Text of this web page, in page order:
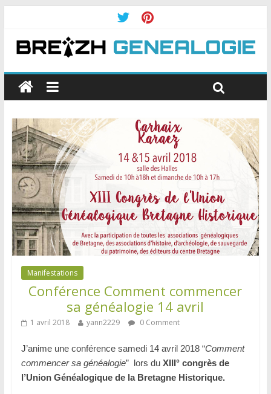
Manifestations
Conférence Comment commencer
sa généalogie 14 avril
1 avril 2018 yann2229 0 Comment
J’anime une conférence samedi 14 avril 2018 “Comment
commencer sa généalogie” lors du XIII° congrès de
l’Union Généalogique de la Bretagne Historique.